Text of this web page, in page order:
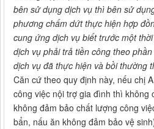
bên sử dụng dịch vụ thì bên sử
phương chấm dứt thực hiện hợp
cung ứng dịch vụ biết trước một
dịch vụ phải trả tiền công theo
dịch vụ đã thực hiện và bồi thường
Căn cứ theo quy định này, nếu chị
công việc nội trợ gia đình thì không
không đảm bảo chất lượng công
bẩn, nấu ăn không đảm bảo vệ